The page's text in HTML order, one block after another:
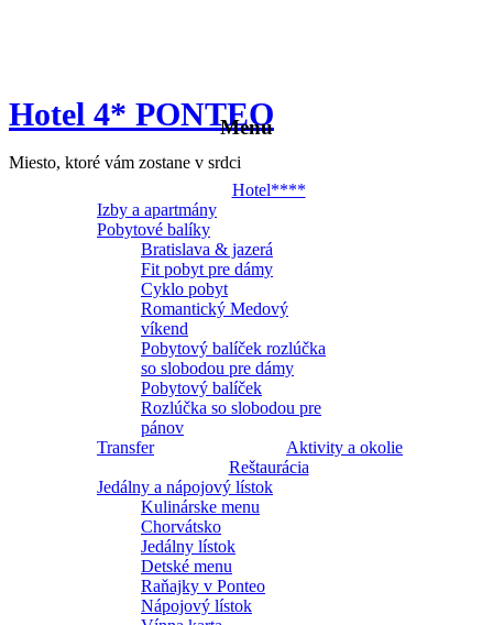
Hotel 4* PONTEO
Miesto, ktoré vám zostane v srdci
Menu
Hotel****
Izby a apartmány
Pobytové balíky
Bratislava & jazerá
Fit pobyt pre dámy
Cyklo pobyt
Romantický Medový
víkend
Pobytový balíček rozlúčka
so slobodou pre dámy
Pobytový balíček
Rozlúčka so slobodou pre
pánov
Transfer
Aktivity a okolie
Reštaurácia
Jedálny a nápojový lístok
Kulinárske menu
Chorvátsko
Jedálny lístok
Detské menu
Raňajky v Ponteo
Nápojový lístok